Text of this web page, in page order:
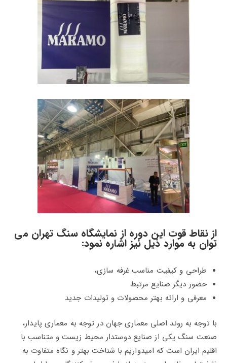
از نقاط قوت این دوره از نمایشگاه سنگ تهران می
توان به موارد ذیل نیز اشاره نمود:
طراحی و کیفیت مناسب غرفه سازی،
حضور دیگر صنایع مرتبط
معرفی و ارائه بهتر محصولات و تولیدات جدید
با توجه به روند اصلی معماری جهان در توجه به معماری پایدار،
صنعت سنگ یکی از صنایع دوستدار محیط زیست و متناسب با
اقلیم ایران است که امیدواریم با شناخت بهتر و نگاه متفاوت به